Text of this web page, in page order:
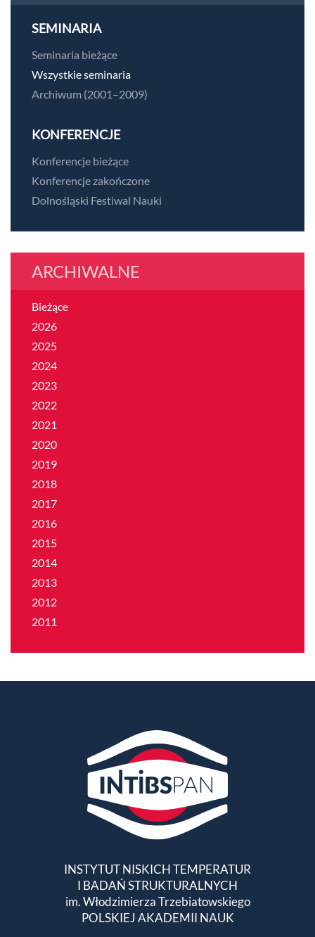
SEMINARIA
Seminaria bieżące
Wszystkie seminaria
Archiwum (2001–2009)
KONFERENCJE
Konferencje bieżące
Konferencje zakończone
Dolnośląski Festiwal Nauki
ARCHIWALNE
Bieżące
2026
2025
2024
2023
2022
2021
2020
2019
2018
2017
2016
2015
2014
2013
2012
2011
INSTYTUT NISKICH TEMPERATUR
I BADAŃ STRUKTURALNYCH
im. Włodzimierza Trzebiatowskiego
POLSKIEJ AKADEMII NAUK